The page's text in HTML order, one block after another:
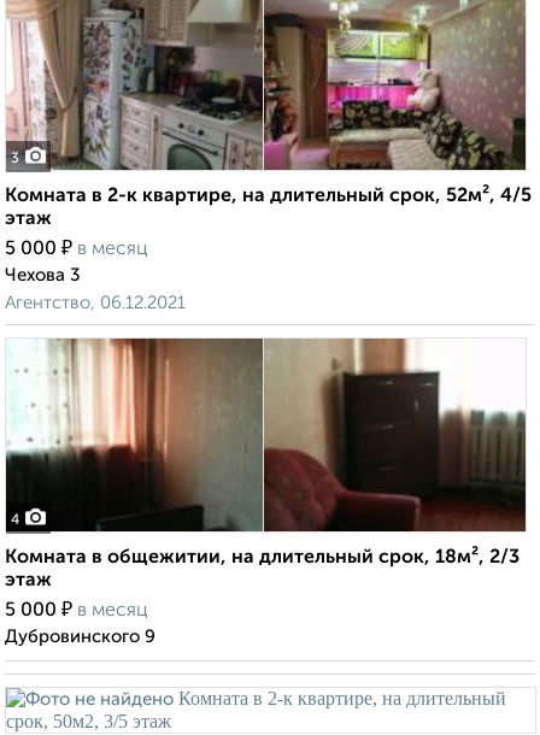
3
Комната в 2-к квартире, на длительный срок, 52м², 4/5
этаж
5 000 ₽ в месяц
Чехова 3
Агентство, 06.12.2021
4
Комната в общежитии, на длительный срок, 18м², 2/3
этаж
5 000 ₽ в месяц
Дубровинского 9